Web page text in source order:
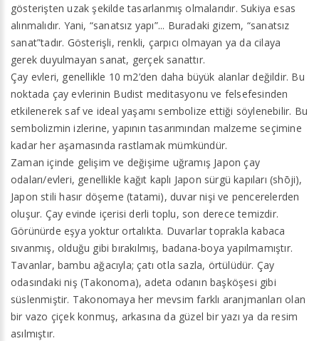
gösterişten uzak şekilde tasarlanmış olmalarıdır. Sukiya esas
alınmalıdır. Yani, “sanatsız yapı”... Buradaki gizem, “sanatsız
sanat”tadır. Gösterişli, renkli, çarpıcı olmayan ya da cilaya
gerek duyulmayan sanat, gerçek sanattır.
Çay evleri, genellikle 10 m2’den daha büyük alanlar değildir. Bu
noktada çay evlerinin Budist meditasyonu ve felsefesinden
etkilenerek saf ve ideal yaşamı sembolize ettiği söylenebilir. Bu
sembolizmin izlerine, yapının tasarımından malzeme seçimine
kadar her aşamasında rastlamak mümkündür.
Zaman içinde gelişim ve değişime uğramış Japon çay
odaları/evleri, genellikle kağıt kaplı Japon sürgü kapıları (shōji),
Japon stili hasır döşeme (tatami), duvar nişi ve pencerelerden
oluşur. Çay evinde içerisi derli toplu, son derece temizdir.
Görünürde eşya yoktur ortalıkta. Duvarlar toprakla kabaca
sıvanmış, olduğu gibi bırakılmış, badana-boya yapılmamıştır.
Tavanlar, bambu ağacıyla; çatı otla sazla, örtülüdür. Çay
odasındaki niş (Takonoma), adeta odanın başköşesi gibi
süslenmiştir. Takonomaya her mevsim farklı aranjmanları olan
bir vazo çiçek konmuş, arkasına da güzel bir yazı ya da resim
asılmıştır.